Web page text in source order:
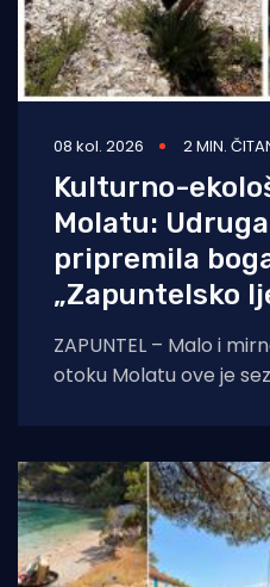
08 kol. 2026 2 MIN.
Kulturno-
Molatu:
pripremila
„Zapuntelsko
ZAPUNTEL – Malo i
otoku Molatu ove je